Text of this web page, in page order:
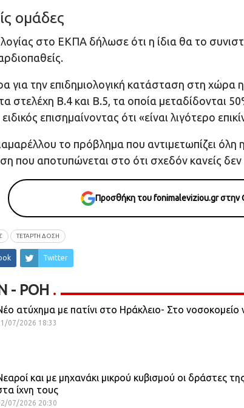
ομάδες
στο ΕΚΠΑ δήλωσε ότι η ίδια θα το
για την επιδημιολογική κατάσταση στη χώρα
στελέχη Β.4 και Β.5, τα οποία μεταδίδονται
επισημαίνοντας ότι «είναι λιγότερο
το πρόβλημα που αντιμετωπίζει όλη
που αποτυπώνεται στο ότι σχεδόν κανείς
Προσθήκη του fonimaleviziou.gr στην
ΤΕΤΑΡΤΗ ΔΟΣΗ
Twitter
- ΡΟΗ
ατύχημα με πατίνι στο Ηράκλειο- Στο
07/2026 18:33
και με μηχανάκι μικρού κυβισμού οι δράστες
ίχνη τους
07/2026 20:30